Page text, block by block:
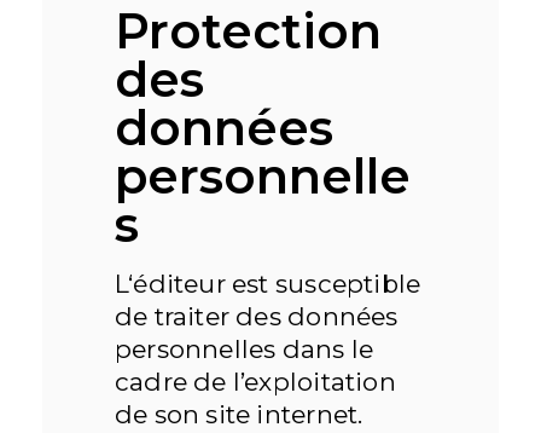
Protection
des
données
personnelle
s
L‘éditeur est susceptible
de traiter des données
personnelles dans le
cadre de l’exploitation
de son site internet.